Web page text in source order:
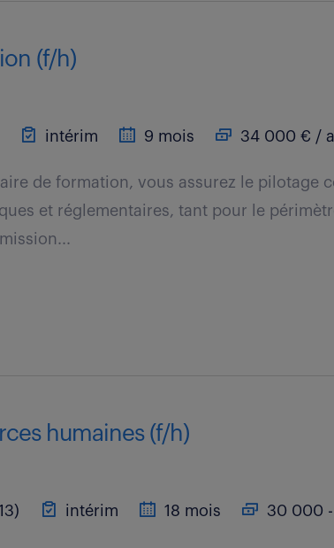
(f/h)
intérim 9 mois 34 000 € /
de formation, vous assurez le pilotage
et réglementaires, tant pour le
humaines (f/h)
intérim 18 mois 30 000